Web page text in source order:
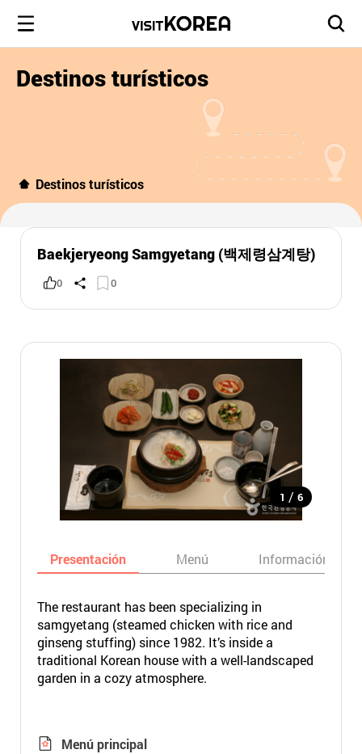
Destinos turísticos
Destinos turísticos
Baekjeryeong Samgyetang (백제령삼계탕)
0 0
1 / 6
Presentación Menú Información
The restaurant has been specializing in
samgyetang (steamed chicken with rice and
ginseng stuffing) since 1982. It’s inside a
traditional Korean house with a well-landscaped
garden in a cozy atmosphere.
Menú principal